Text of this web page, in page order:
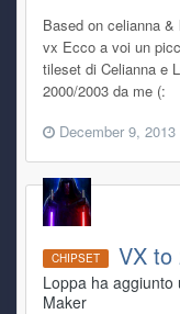
Based on celianna
vx Ecco a voi un
tileset di Celianna e
2000/2003 da me (:
December 9, 2013
CHIPSET VX to
Loppa ha aggiunto
Maker